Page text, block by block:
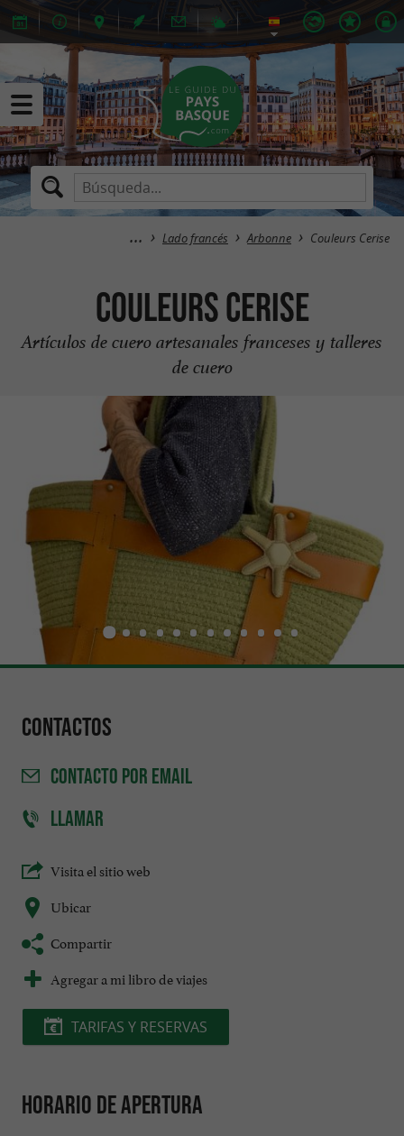
Lado francés Arbonne Couleurs Cerise
Couleurs Cerise
Artículos de cuero artesanales franceses y talleres
de cuero
Contactos
CONTACTO POR EMAIL
LLAMAR
Visita el sitio web
Ubicar
Compartir
Agregar a mi libro de viajes
TARIFAS Y RESERVAS
Horario de apertura